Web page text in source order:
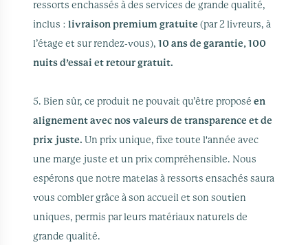
ressorts enchassés à des services de grande qualité,
inclus : livraison premium gratuite (par 2 livreurs, à
l’étage et sur rendez-vous), 10 ans de garantie, 100
nuits d’essai et retour gratuit.
5. Bien sûr, ce produit ne pouvait qu’être proposé en
alignement avec nos valeurs de transparence et de
prix juste. Un prix unique, fixe toute l'année avec
une marge juste et un prix compréhensible. Nous
espérons que notre matelas à ressorts ensachés saura
vous combler grâce à son accueil et son soutien
uniques, permis par leurs matériaux naturels de
grande qualité.